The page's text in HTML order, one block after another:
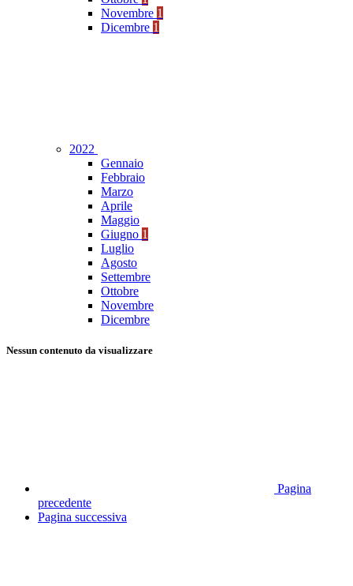
Novembre 1
Dicembre 1
2022
Gennaio
Febbraio
Marzo
Aprile
Maggio
Giugno 1
Luglio
Agosto
Settembre
Ottobre
Novembre
Dicembre
Nessun contenuto da visualizzare
Pagina
precedente
Pagina successiva